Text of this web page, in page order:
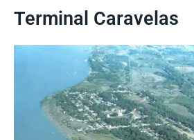
Terminal Caravelas